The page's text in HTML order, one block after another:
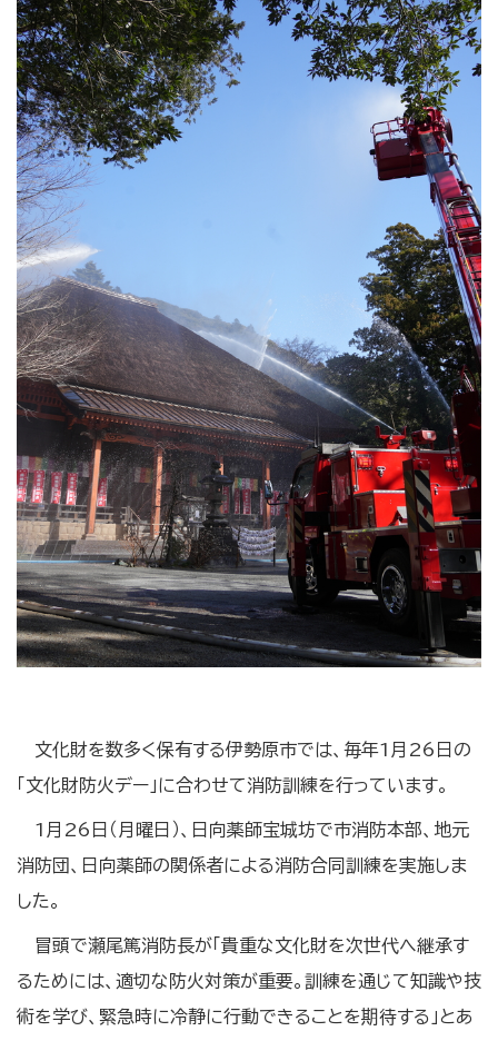
文化財を数多く保有する伊勢原市では、毎年1月26日の
「文化財防火デー」に合わせて消防訓練を行っています。
1月26日（月曜日）、日向薬師宝城坊で市消防本部、地元
消防団、日向薬師の関係者による消防合同訓練を実施しま
した。
冒頭で瀬尾篤消防長が「貴重な文化財を次世代へ継承す
るためには、適切な防火対策が重要。訓練を通じて知識や技
術を学び、緊急時に冷静に行動できることを期待する」とあ